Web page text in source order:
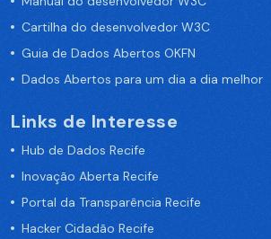
Cartilha do desenvolvedor W3C
Guia de Dados Abertos OKFN
Dados Abertos para um dia a dia melhor
Links de Interesse
Hub de Dados Recife
Inovação Aberta Recife
Portal da Transparência Recife
Hacker Cidadão Recife